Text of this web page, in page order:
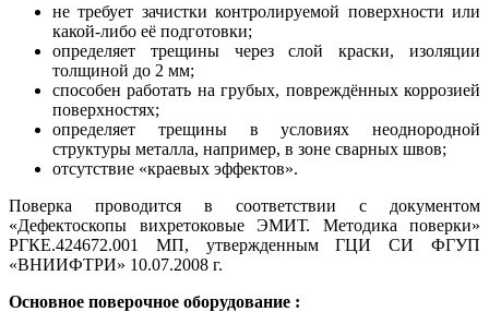
не требует зачистки контролируемой поверхности или
какой-либо её подготовки;
определяет трещины через слой краски, изоляции
толщиной до 2 мм;
способен работать на грубых, повреждённых коррозией
поверхностях;
определяет трещины в условиях неоднородной
структуры металла, например, в зоне сварных швов;
отсутствие «краевых эффектов».
Поверка проводится в соответствии с документом
«Дефектоскопы вихретоковые ЭМИТ. Методика поверки»
РГКЕ.424672.001 МП, утвержденным ГЦИ СИ ФГУП
«ВНИИФТРИ» 10.07.2008 г.
Основное поверочное оборудование :